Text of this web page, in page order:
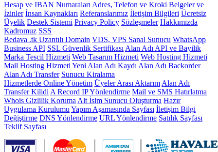
Hesap ve IBAN Numaraları Adres, Telefon ve Kroki Belgeler ve
İzinler İnsan Kaynakları Referanslarımız İletişim Bilgileri Ücretsiz
Üyelik Destek Sistemi Privacy Policy Sözleşmeler Hakkımızda
Kadromuz SSS
Bedava .tk Uzantılı Domain VDS, VPS Sanal Sunucu WhatsApp
Business API SSL Güvenlik Sertifikası Alan Adı API ve Bayilik
Marka Tescil Hizmeti Web Tasarım Hizmeti Web Hosting Hizmeti
Mail Hosting Hizmeti Yeni Alan Adı Kaydı Alan Adı Backorder
Alan Adı Transfer Sunucu Kiralama
Hizmetlerde Online Yönetim Üyeler Arası Aktarım Alan Adı
Transfer Kilidi A Record IP Yönlendirme Mail ve SMS Hatırlatma
Whois Gizlilik Koruma Alt İsim Sunucu Oluşturma Hazır
Uygulama Kurulumu Yapım Aşamasında Sayfası İletişim Bilgi
Değiştirme DNS Yönlendirme URL Yönlendirme Satılık Sayfası
Teklif Sayfası